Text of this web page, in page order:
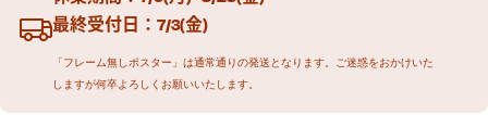
最終受付日：7/3(金)
「フレーム無しポスター」は通常通りの発送となります。ご迷惑をおかけいた
しますが何卒よろしくお願いいたします。